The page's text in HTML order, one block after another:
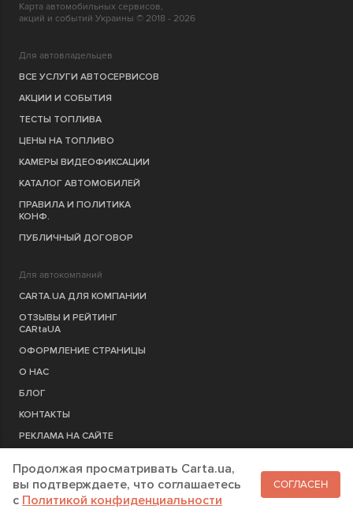
Карта автомобильных сервисов,
акций и событий Украины © 2018 - 2026
Для автовладельцев
ВСЕ УСЛУГИ АВТОСЕРВИСОВ
АКЦИИ И СОБЫТИЯ
ТЕСТЫ ТОПЛИВА
ЦЕНЫ НА ТОПЛИВО
КАМЕРЫ ВИДЕОФИКСАЦИИ
КАТАЛОГ АВТОМОБИЛЕЙ
ПРАВИЛА И ПОЛИТИКА
КОНФ.
ПУБЛИЧНЫЙ ДОГОВОР
Для автокомпаний
CARTA.UA ДЛЯ КОМПАНИИ
ОТЗЫВЫ И РЕЙТИНГ
CARtaUA
ОФОРМЛЕНИЕ СТРАНИЦЫ
О НАС
БЛОГ
КОНТАКТЫ
РЕКЛАМА НА САЙТЕ
РЕГИСТРАЦИЯ КОМПАНИЮ
Продолжая просматривать Carta.ua,
вы подтверждаете, что соглашаетесь
c Политикой конфиденциальности
СОГЛАСЕН